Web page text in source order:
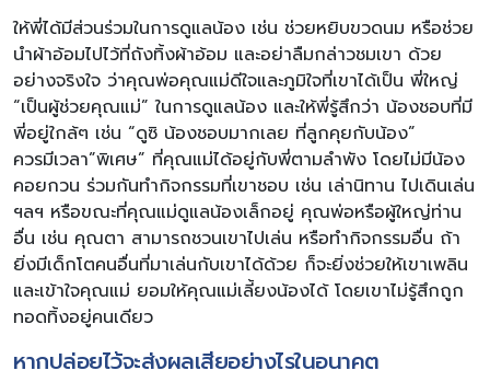
ให้พี่ได้มีส่วนร่วมในการดูแลน้อง เช่น ช่วยหยิบขวดนม หรือช่วย
นำผ้าอ้อมไปไว้ที่ถังทิ้งผ้าอ้อม และอย่าลืมกล่าวชมเขา ด้วย
อย่างจริงใจ ว่าคุณพ่อคุณแม่ดีใจและภูมิใจที่เขาได้เป็น พี่ใหญ่
“เป็นผู้ช่วยคุณแม่” ในการดูแลน้อง และให้พี่รู้สึกว่า น้องชอบที่มี
พี่อยู่ใกล้ๆ เช่น “ดูซิ น้องชอบมากเลย ที่ลูกคุยกับน้อง”
ควรมีเวลา”พิเศษ” ที่คุณแม่ได้อยู่กับพี่ตามลำพัง โดยไม่มีน้อง
คอยกวน ร่วมกันทำกิจกรรมที่เขาชอบ เช่น เล่านิทาน ไปเดินเล่น
ฯลฯ หรือขณะที่คุณแม่ดูแลน้องเล็กอยู่ คุณพ่อหรือผู้ใหญ่ท่าน
อื่น เช่น คุณตา สามารถชวนเขาไปเล่น หรือทำกิจกรรมอื่น ถ้า
ยิ่งมีเด็กโตคนอื่นที่มาเล่นกับเขาได้ด้วย ก็จะยิ่งช่วยให้เขาเพลิน
และเข้าใจคุณแม่ ยอมให้คุณแม่เลี้ยงน้องได้ โดยเขาไม่รู้สึกถูก
ทอดทิ้งอยู่คนเดียว
หากปล่อยไว้จะส่งผลเสียอย่างไรในอนาคต